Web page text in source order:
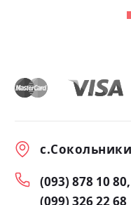
(093) 878 10 80
(099) 326 22 68